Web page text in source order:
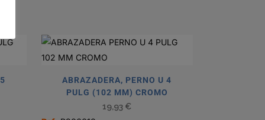
ABRAZADERA, PERNO U 4
PULG (102 MM) CROMO
19,93 €